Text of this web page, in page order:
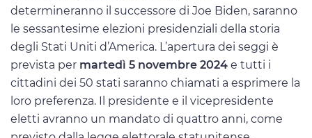
determineranno il successore di Joe Biden, saranno
le sessantesime elezioni presidenziali della storia
degli Stati Uniti d’America. L’apertura dei seggi è
prevista per martedì 5 novembre 2024 e tutti i
cittadini dei 50 stati saranno chiamati a esprimere la
loro preferenza. Il presidente e il vicepresidente
eletti avranno un mandato di quattro anni, come